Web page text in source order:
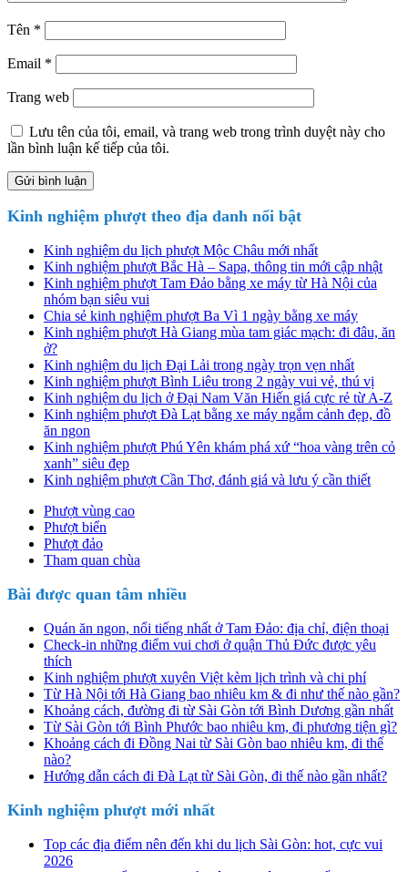
Tên *
Email *
Trang web
Lưu tên của tôi, email, và trang web trong trình duyệt này cho
lần bình luận kế tiếp của tôi.
Sidebar
chính
Kinh nghiệm phượt theo địa danh nổi bật
Kinh nghiệm du lịch phượt Mộc Châu mới nhất
Kinh nghiệm phượt Bắc Hà – Sapa, thông tin mới cập nhật
Kinh nghiệm phượt Tam Đảo bằng xe máy từ Hà Nội của
nhóm bạn siêu vui
Chia sẻ kinh nghiệm phượt Ba Vì 1 ngày bằng xe máy
Kinh nghiệm phượt Hà Giang mùa tam giác mạch: đi đâu, ăn
ở?
Kinh nghiệm du lịch Đại Lải trong ngày trọn vẹn nhất
Kinh nghiệm phượt Bình Liêu trong 2 ngày vui vẻ, thú vị
Kinh nghiệm du lịch ở Đại Nam Văn Hiến giá cực rẻ từ A-Z
Kinh nghiệm phượt Đà Lạt bằng xe máy ngắm cảnh đẹp, đồ
ăn ngon
Kinh nghiệm phượt Phú Yên khám phá xứ “hoa vàng trên cỏ
xanh” siêu đẹp
Kinh nghiệm phượt Cần Thơ, đánh giá và lưu ý cần thiết
Phượt vùng cao
Phượt biển
Phượt đảo
Tham quan chùa
Bài được quan tâm nhiều
Quán ăn ngon, nổi tiếng nhất ở Tam Đảo: địa chỉ, điện thoại
Check-in những điểm vui chơi ở quận Thủ Đức được yêu
thích
Kinh nghiệm phượt xuyên Việt kèm lịch trình và chi phí
Từ Hà Nội tới Hà Giang bao nhiêu km & đi như thế nào gần?
Khoảng cách, đường đi từ Sài Gòn tới Bình Dương gần nhất
Từ Sài Gòn tới Bình Phước bao nhiêu km, đi phương tiện gì?
Khoảng cách đi Đồng Nai từ Sài Gòn bao nhiêu km, đi thế
nào?
Hướng dẫn cách đi Đà Lạt từ Sài Gòn, đi thế nào gần nhất?
Kinh nghiệm phượt mới nhất
Top các địa điểm nên đến khi du lịch Sài Gòn: hot, cực vui
2026